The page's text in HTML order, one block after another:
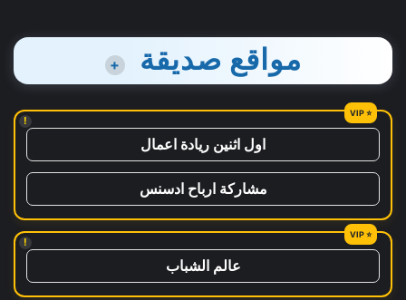
مواقع صديقة +
!
اول اثنين ريادة اعمال
مشاركة ارباح ادسنس
!
عالم الشباب